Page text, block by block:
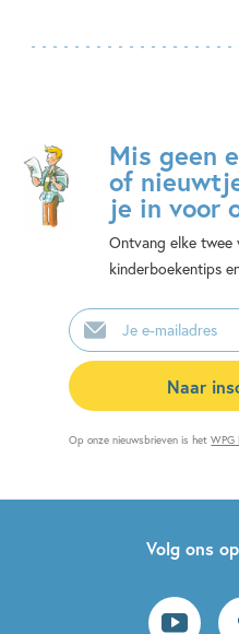
Mis geen
of
je in voor
Ontvang elke twee
kinderboekentips
E-
mailadres
Naar
Op onze nieuwsbrieven is hetWPG
Volg ons